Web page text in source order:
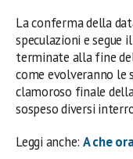
La conferma della
speculazioni e segue
terminate alla fine
come evolveranno le
clamoroso finale
sospeso diversi
Leggi anche: A che